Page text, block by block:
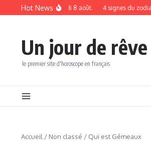
Aller au contenu
Hot News
le samedi 8 août. 4 signes du zodiaque qui
Un jour de rêve
le premier site d'horoscope en français
Accueil / Non classé / Qui est Gémeaux